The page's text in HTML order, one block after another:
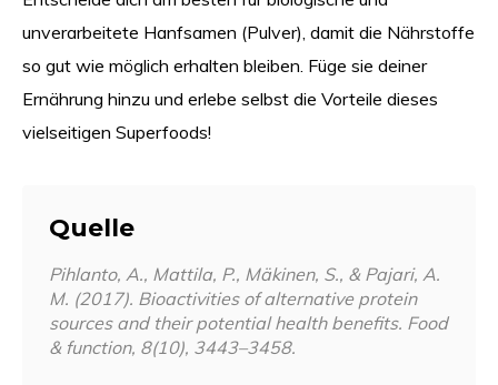
unverarbeitete Hanfsamen (Pulver), damit die Nährstoffe
so gut wie möglich erhalten bleiben. Füge sie deiner
Ernährung hinzu und erlebe selbst die Vorteile dieses
vielseitigen Superfoods!
Quelle
Pihlanto, A., Mattila, P., Mäkinen, S., & Pajari, A.
M. (2017). Bioactivities of alternative protein
sources and their potential health benefits. Food
& function, 8(10), 3443–3458.